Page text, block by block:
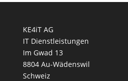
KE4iT AG
IT Dienstleistungen
Im Gwad 13
8804 Au-Wädenswil
Schweiz